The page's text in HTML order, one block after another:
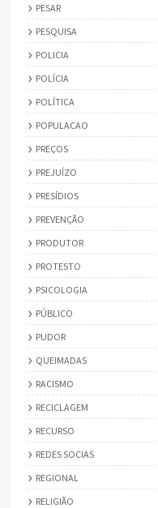
PESAR
PESQUISA
POLICIA
POLÍCIA
POLÍTICA
POPULACAO
PREÇOS
PREJUÍZO
PRESÍDIOS
PREVENÇÃO
PRODUTOR
PROTESTO
PSICOLOGIA
PÚBLICO
PUDOR
QUEIMADAS
RACISMO
RECICLAGEM
RECURSO
REDES SOCIAS
REGIONAL
RELIGIÃO